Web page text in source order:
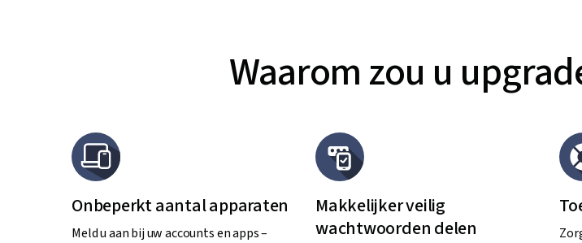
Waarom zou u
Onbeperkt aantal apparaten
Meld u aan bij uw accounts en apps –
Makkelijker veilig
wachtwoorden delen